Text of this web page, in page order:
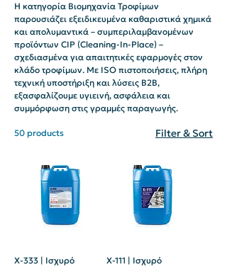
Η κατηγορία Βιομηχανία Τροφίμων
παρουσιάζει εξειδικευμένα καθαριστικά χημικά
και απολυμαντικά – συμπεριλαμβανομένων
προϊόντων CIP (Cleaning-In-Place) –
σχεδιασμένα για απαιτητικές εφαρμογές στον
κλάδο τροφίμων. Με ISO πιστοποιήσεις, πλήρη
τεχνική υποστήριξη και λύσεις B2B,
εξασφαλίζουμε υγιεινή, ασφάλεια και
συμμόρφωση στις γραμμές παραγωγής.
50 products Filter & Sort
X-333 | Ισχυρό
X-111 | Ισχυρό